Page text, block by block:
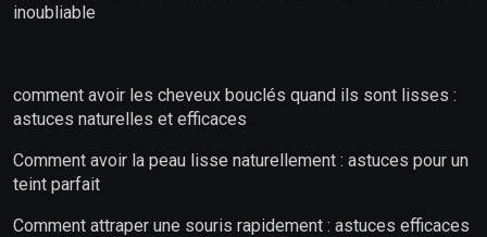
inoubliable
comment avoir les cheveux bouclés quand ils sont lisses :
astuces naturelles et efficaces
Comment avoir la peau lisse naturellement : astuces pour un
teint parfait
Comment attraper une souris rapidement : astuces efficaces